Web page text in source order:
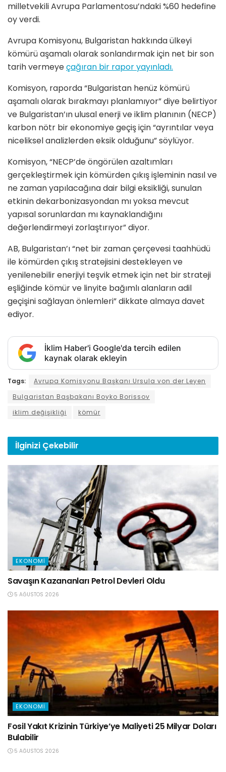
milletvekili Avrupa Parlamentosu’ndaki %60 hedefine
oy verdi.
Avrupa Komisyonu, Bulgaristan hakkında ülkeyi
kömürü aşamalı olarak sonlandırmak için net bir son
tarih vermeyeçağıran bir rapor yayınladı.
Komisyon, raporda “Bulgaristan henüz kömürü
aşamalı olarak bırakmayı planlamıyor” diye belirtiyor
ve Bulgaristan’ın ulusal enerji ve iklim planının (NECP)
karbon nötr bir ekonomiye geçiş için “ayrıntılar veya
niceliksel analizlerden eksik olduğunu” söylüyor.
Komisyon, “NECP’de öngörülen azaltımları
gerçekleştirmek için kömürden çıkış işleminin nasıl ve
ne zaman yapılacağına dair bilgi eksikliği, sunulan
etkinin dekarbonizasyondan mı yoksa mevcut
yapısal sorunlardan mı kaynaklandığını
değerlendirmeyi zorlaştırıyor” diyor.
AB, Bulgaristan’ı “net bir zaman çerçevesi taahhüdü
ile kömürden çıkış stratejisini destekleyen ve
yenilenebilir enerjiyi teşvik etmek için net bir strateji
eşliğinde kömür ve linyite bağımlı alanların adil
geçişini sağlayan önlemleri” dikkate almaya davet
ediyor.
İklim Haber'i Google'da tercih edilen
kaynak olarak ekleyin
Tags:
Avrupa Komisyonu Başkanı Ursula von der Leyen
Bulgaristan Başbakanı Boyko Borissov
iklim değişikliği
kömür
İlginizi Çekebilir
EKONOMI
Savaşın Kazananları Petrol Devleri Oldu
5 AĞUSTOS 2026
EKONOMI
Fosil Yakıt Krizinin Türkiye’ye Maliyeti 25 Milyar Doları
Bulabilir
5 AĞUSTOS 2026